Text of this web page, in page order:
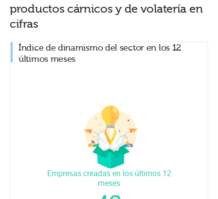
productos cárnicos y de volatería en
cifras
Índice de dinamismo del sector en los 12
últimos meses
Empresas creadas en los últimos 12
meses